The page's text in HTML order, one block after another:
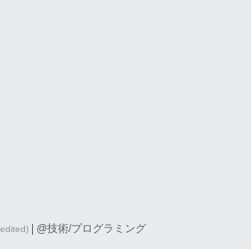
| @技術/プログラミング